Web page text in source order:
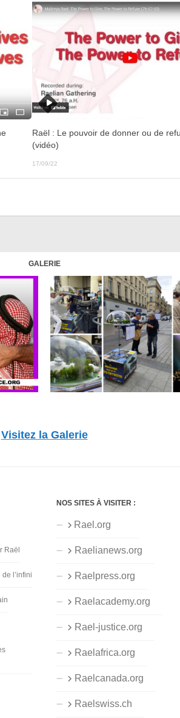
Raël : Le pouvoir de donner ou de
(vidéo)
17/09/22
GALERIE
Visitez la Galerie
Raël
l’infini
NOS SITES À VISITER :
Rael.org
Raelianews.org
Raelpress.org
Raelacademy.org
Rael-justice.org
Raelafrica.org
Raelcanada.org
Raelswiss.ch